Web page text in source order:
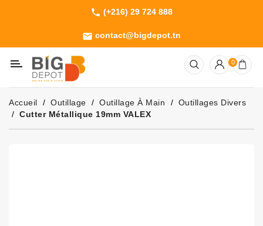
phone (+216) 29 724 888
email contact@bigdepot.tn
Machines
Outillage
Jardinage
Consommables
0
Accueil Outillage Outillage À Main
Outillages Divers
Cutter Métallique 19mm VALEX